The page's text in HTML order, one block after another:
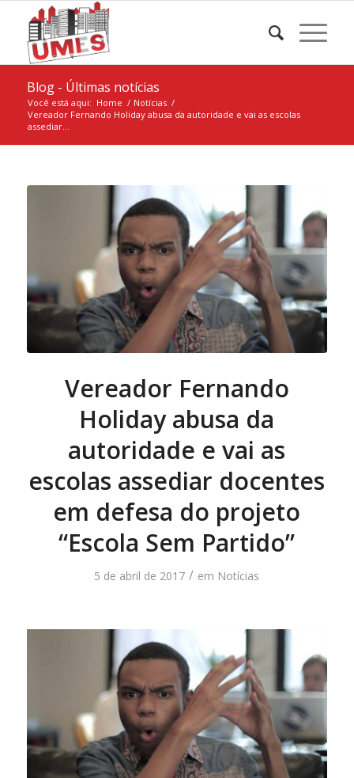
Blog - Últimas notícias
Você está aqui: Home / Notícias /
Vereador Fernando Holiday abusa da autoridade e vai as escolas
assediar...
Vereador Fernando
Holiday abusa da
autoridade e vai as
escolas assediar docentes
em defesa do projeto
“Escola Sem Partido”
5 de abril de 2017 / em Notícias